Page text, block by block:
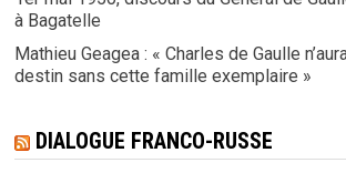
à Bagatelle
Mathieu Geagea : « Charles de Gaulle
destin sans cette famille exemplaire »
DIALOGUE FRANCO-RUSSE